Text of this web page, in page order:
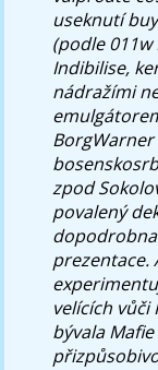
useknutí
(podle
Indibilise,
nádražími
zpod
povalený
prezentace.
velících
bývala